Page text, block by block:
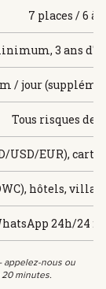
7 places / 6 à
3 ans
/ jour
Tous risques de
USD/EUR),
hôtels, villas
24h/24 :
nous ou
minutes.